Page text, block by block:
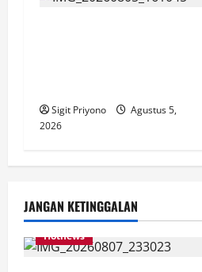
Sigit Priyono
Agustus 5,
2026
JANGAN KETINGGALAN
Hotnews